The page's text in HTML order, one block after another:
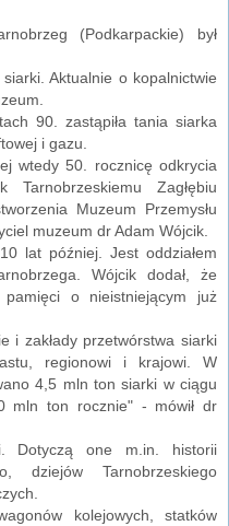
(Podkarpackie) był
Aktualnie o kopalnictwie
90. zastąpiła tania siarka
i gazu.
wtedy 50. rocznicę odkrycia
Zagłębiu
Muzeum Przemysłu
muzeum dr Adam Wójcik.
lat później. Jest oddziałem
Wójcik dodał, że
o nieistniejącym już
i zakłady przetwórstwa siarki
regionowi i krajowi. W
4,5 mln ton siarki w ciągu
mln ton rocznie" - mówił dr
Dotyczą one m.in. historii
dziejów Tarnobrzeskiego
kolejowych, statków